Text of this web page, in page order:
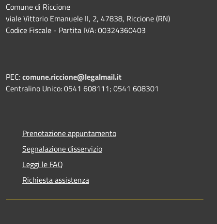
Comune di Riccione
viale Vittorio Emanuele II, 2, 47838, Riccione (RN)
Codice Fiscale - Partita IVA: 00324360403
PEC:comune.riccione@legalmail.it
Centralino Unico: 0541 608111; 0541 608301
Prenotazione appuntamento
Segnalazione disservizio
Leggi le FAQ
Richiesta assistenza